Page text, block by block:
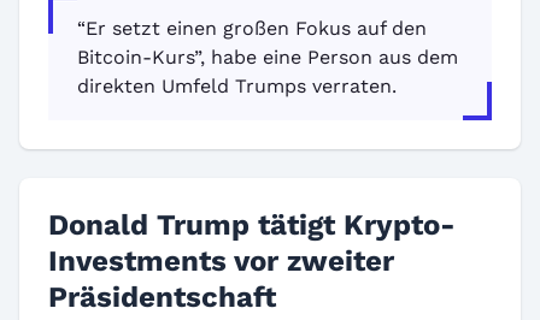
“Er setzt einen großen Fokus auf den
Bitcoin-Kurs”, habe eine Person aus dem
direkten Umfeld Trumps verraten.
Donald Trump tätigt Krypto-
Investments vor zweiter
Präsidentschaft